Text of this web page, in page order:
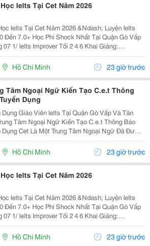
Ielts Tại Cet Năm 2026
Ielts Tại Cet Năm 2026 &Ndash; Luyện Ielts
Shock Nhất Tại Quận Gò Vấp
4 6 Khai Giảng:
Đến 21:00 Học Phí Ưu Đãi
5% Khi Đăng Ký 2/ Ielts...
Hồ Chí Minh 23 giờ trước
Tâm Ngoại Ngữ Kiến Tạo C.e.t Thông
Dụng
Dụng Giáo Viên Ielts Tại Quận Gò Vấp Và Tân
Tâm Ngoại Ngữ Đã Được
Lập 16 Năm Chuyên Về Chương Trình Anh Văn
Học Thuật Ielts &Ndash; Toefl Ibt. Trung Tâm...
Hồ Chí Minh 23 giờ trước
Ielts Tại Cet Năm 2026
Ielts Tại Cet Năm 2026 &Ndash; Luyện Ielts
Shock Nhất Tại Quận Gò Vấp
4 6 Khai Giảng:
Đến 21:00 Học Phí Ưu Đãi
5% Khi Đăng Ký 2/ Ielts...
Hồ Chí Minh 23 giờ trước